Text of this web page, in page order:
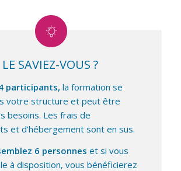
LE SAVIEZ-VOUS ?
participants, la formation se
votre structure et peut être
besoins. Les frais de
et d’hébergement sont en sus.
6 personnes et si vous
à disposition, vous bénéficierez